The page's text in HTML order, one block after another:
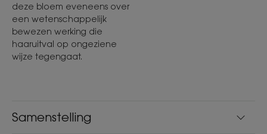
Samenstelling
deze bloem eveneens over
een wetenschappelijk
bewezen werking die
haaruitval op ongeziene
wijze tegengaat.